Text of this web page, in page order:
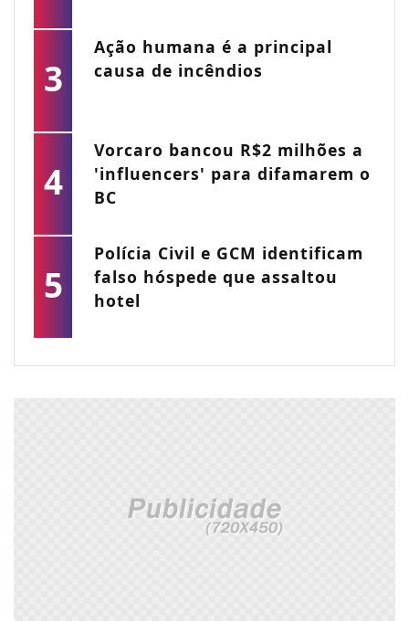
3
Ação humana é a principal
causa de incêndios
4
Vorcaro bancou R$2 milhões a
'influencers' para difamarem o
BC
5
Polícia Civil e GCM identificam
falso hóspede que assaltou
hotel